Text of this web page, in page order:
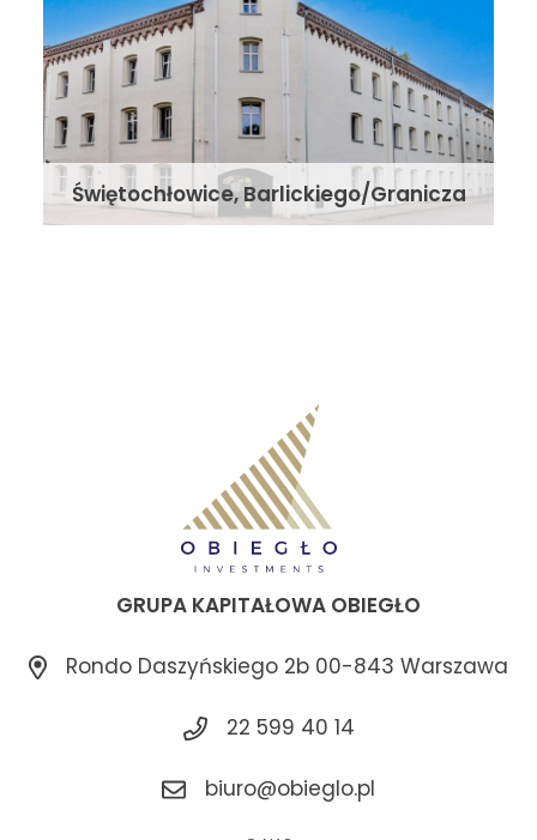
Świętochłowice, Barlickiego/Granicza
GRUPA KAPITAŁOWA OBIEGŁO
Rondo Daszyńskiego 2b 00-843 Warszawa
22 599 40 14
biuro@obieglo.pl